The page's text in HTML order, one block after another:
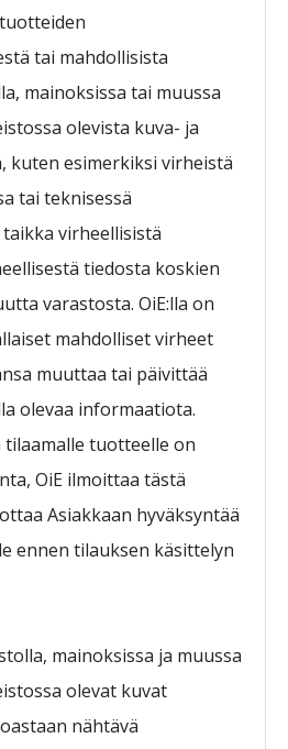
tai mahdollisista
mainoksissa tai muussa
olevista kuva- ja
kuten esimerkiksi virheistä
tai teknisessä
virheellisistä
tiedosta koskien
varastosta. OiE:lla on
mahdolliset virheet
muuttaa tai päivittää
olevaa informaatiota.
tilaamalle tuotteelle on
OiE ilmoittaa tästä
Asiakkaan hyväksyntää
ennen tilauksen käsittelyn
mainoksissa ja muussa
olevat kuvat
nähtävä